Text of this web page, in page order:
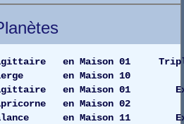
en Maison 01
Vierge en
en Maison
en
en Maison 11